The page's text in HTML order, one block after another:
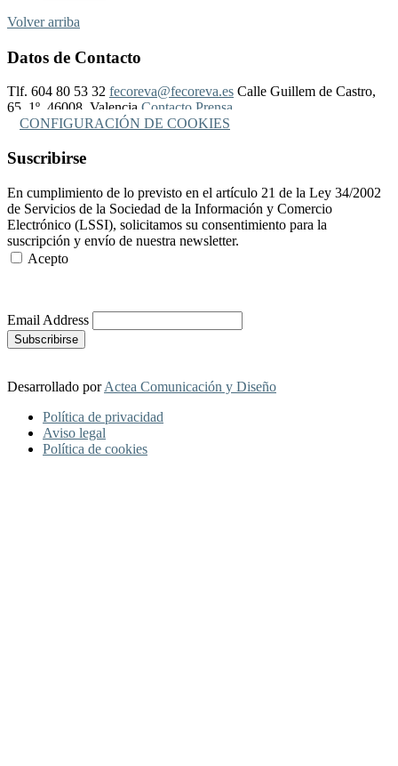
Volver arriba
Datos de Contacto
Tlf. 604 80 53 32 fecoreva@fecoreva.es Calle Guillem de Castro,
65, 1º, 46008, Valencia Contacto Prensa
CONFIGURACIÓN DE COOKIES
Suscribirse
En cumplimiento de lo previsto en el artículo 21 de la Ley 34/2002
de Servicios de la Sociedad de la Información y Comercio
Electrónico (LSSI), solicitamos su consentimiento para la
suscripción y envío de nuestra newsletter.
Acepto
Email Address
Desarrollado porActea Comunicación y Diseño
Política de privacidad
Aviso legal
Política de cookies